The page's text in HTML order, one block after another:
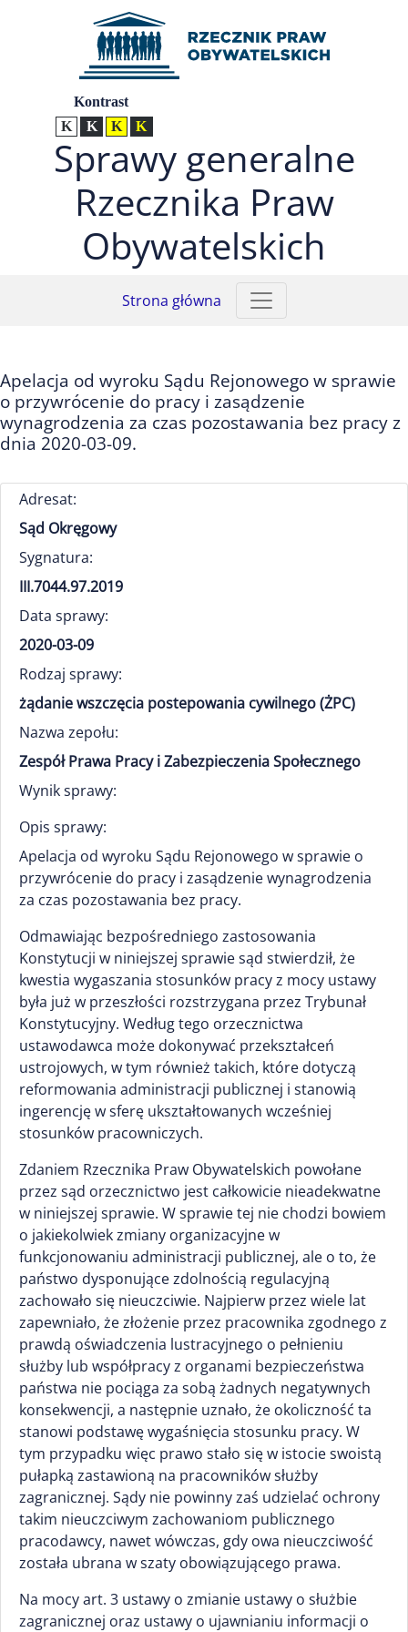
Przejdź do menu głównego (nacisnij Enter)
Przejdź do treści (nacisnij Enter)
Przejdź do mapy serwisu (nacisnij Enter)
UstawieniaKontrast
Kontrast normalny
Kontrast biały tekst na czarnym
Kontrast czarny tekst na żółtym
Sprawy generalne
Rzecznika Praw
Obywatelskich
Strona główna
Apelacja od wyroku Sądu Rejonowego w sprawie
o przywrócenie do pracy i zasądzenie
wynagrodzenia za czas pozostawania bez pracy z
dnia 2020-03-09.
Adresat:
Sąd Okręgowy
Sygnatura:
III.7044.97.2019
Data sprawy:
2020-03-09
Rodzaj sprawy:
żądanie wszczęcia postepowania cywilnego (ŻPC)
Nazwa zepołu:
Zespół Prawa Pracy i Zabezpieczenia Społecznego
Wynik sprawy:
Opis sprawy:
Apelacja od wyroku Sądu Rejonowego w sprawie o
przywrócenie do pracy i zasądzenie wynagrodzenia
za czas pozostawania bez pracy.
Odmawiając bezpośredniego zastosowania
Konstytucji w niniejszej sprawie sąd stwierdził, że
kwestia wygaszania stosunków pracy z mocy ustawy
była już w przeszłości rozstrzygana przez Trybunał
Konstytucyjny. Według tego orzecznictwa
ustawodawca może dokonywać przekształceń
ustrojowych, w tym również takich, które dotyczą
reformowania administracji publicznej i stanowią
ingerencję w sferę ukształtowanych wcześniej
stosunków pracowniczych.
Zdaniem Rzecznika Praw Obywatelskich powołane
przez sąd orzecznictwo jest całkowicie nieadekwatne
w niniejszej sprawie. W sprawie tej nie chodzi bowiem
o jakiekolwiek zmiany organizacyjne w
funkcjonowaniu administracji publicznej, ale o to, że
państwo dysponujące zdolnością regulacyjną
zachowało się nieuczciwie. Najpierw przez wiele lat
zapewniało, że złożenie przez pracownika zgodnego z
prawdą oświadczenia lustracyjnego o pełnieniu
służby lub współpracy z organami bezpieczeństwa
państwa nie pociąga za sobą żadnych negatywnych
konsekwencji, a następnie uznało, że okoliczność ta
stanowi podstawę wygaśnięcia stosunku pracy. W
tym przypadku więc prawo stało się w istocie swoistą
pułapką zastawioną na pracowników służby
zagranicznej. Sądy nie powinny zaś udzielać ochrony
takim nieuczciwym zachowaniom publicznego
pracodawcy, nawet wówczas, gdy owa nieuczciwość
została ubrana w szaty obowiązującego prawa.
Na mocy art. 3 ustawy o zmianie ustawy o służbie
zagranicznej oraz ustawy o ujawnianiu informacji o